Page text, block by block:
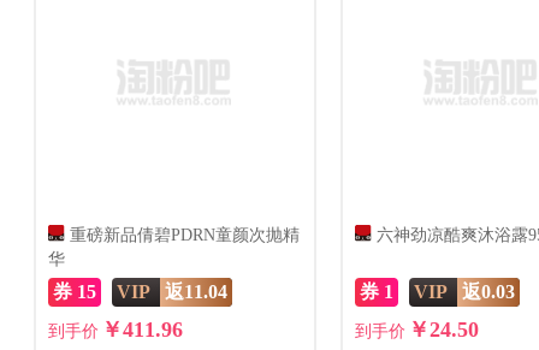
重磅新品倩碧PDRN童颜次抛精
华
券 15 VIP 返11.04
到手价 ￥411.96
六神劲凉酷爽沐浴露
券 1 VIP 返0.03
到手价 ￥24.50